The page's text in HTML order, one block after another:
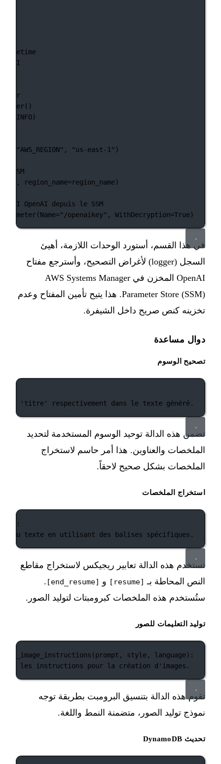
datetime
INFO)
"AWS_REGION" , "us-east-1" )
SSM
, region_name=region_name)
OpenAI depuis le SSM
Name="/openaikey" , WithDecryption=True)
في هذا القسم، أستورد الوحدات اللازمة، أهيئ
السجل (logger) لأغراض التصحيح، وأسترجع مفتاح
OpenAI المخزن في AWS Systems Manager
Parameter Store (SSM). هذا يتيح تأمين المفتاح وعدم
تخزينه كنص صريح داخل الشيفرة.
دوال مساعدة
تصحيح الوسوم
'titre' respectivement dans le texte généré.
تضمن هذه الدالة توحيد الوسوم المستخدمة لتحديد
الملخصات والعناوين. هذا أمر حاسم لاستخراج
الملخصات بشكل صحيح لاحقاً.
استخراج الملخصات
du texte en utilisant des balises spécifiques.
تستخدم هذه الدالة تعابير ريجيكس لاستخراج مقاطع
النص المحاطة بـ [resume] و [end_resume]
.
ستُستخدم هذه الملخصات كبرومبتات لتوليد الصور.
توليد التعليمات للصور
(prompt, style, language):
les instructions pour la création d'images.
تقوم هذه الدالة بتنسيق البرومبت بطريقة توجه
نموذج توليد الصور، متضمنة النمط واللغة.
تحديث DynamoDB